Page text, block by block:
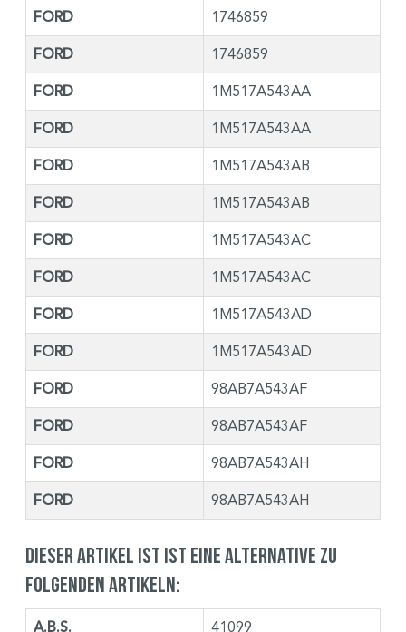
FORD 1746859
FORD 1746859
FORD 1M517A543AA
FORD 1M517A543AA
FORD 1M517A543AB
FORD 1M517A543AB
FORD 1M517A543AC
FORD 1M517A543AC
FORD 1M517A543AD
FORD 1M517A543AD
FORD 98AB7A543AF
FORD 98AB7A543AF
FORD 98AB7A543AH
FORD 98AB7A543AH
Dieser Artikel ist ist eine Alternative zu
folgenden Artikeln:
A.B.S. 41099